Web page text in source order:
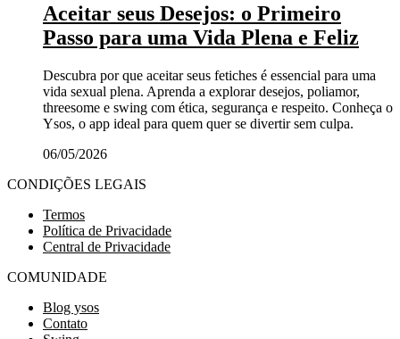
Aceitar seus Desejos: o Primeiro
Passo para uma Vida Plena e Feliz
Descubra por que aceitar seus fetiches é essencial para uma
vida sexual plena. Aprenda a explorar desejos, poliamor,
threesome e swing com ética, segurança e respeito. Conheça o
Ysos, o app ideal para quem quer se divertir sem culpa.
06/05/2026
CONDIÇÕES LEGAIS
Termos
Política de Privacidade
Central de Privacidade
COMUNIDADE
Blog ysos
Contato